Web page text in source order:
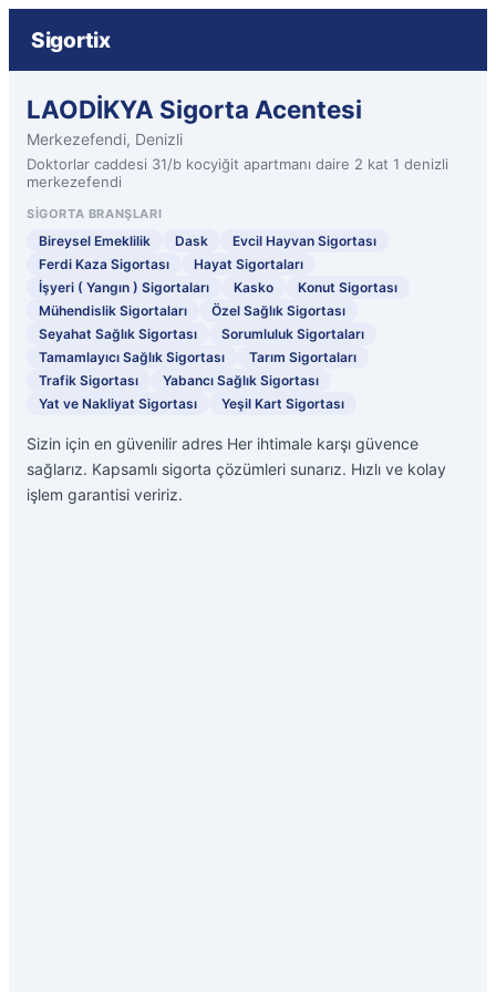
Sigortix
LAODİKYA Sigorta Acentesi
Merkezefendi, Denizli
Doktorlar caddesi 31/b kocyiğit apartmanı daire 2 kat 1 denizli
merkezefendi
SIGORTA BRANŞLARI
Bireysel Emeklilik Dask
Evcil Hayvan Sigortası
Ferdi Kaza Sigortası
Hayat Sigortaları
İşyeri ( Yangın ) Sigortaları
Kasko
Konut Sigortası
Mühendislik Sigortaları
Özel Sağlık Sigortası
Seyahat Sağlık Sigortası
Sorumluluk Sigortaları
Tamamlayıcı Sağlık Sigortası
Tarım Sigortaları
Trafik Sigortası
Yabancı Sağlık Sigortası
Yat ve Nakliyat Sigortası
Yeşil Kart Sigortası
Sizin için en güvenilir adres Her ihtimale karşı güvence
sağlarız. Kapsamlı sigorta çözümleri sunarız. Hızlı ve kolay
işlem garantisi veririz.